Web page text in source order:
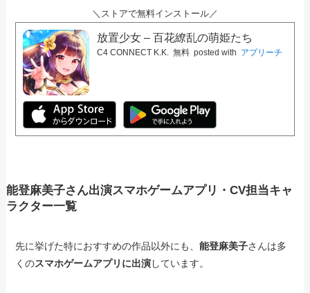
＼ストアで無料インストール／
放置少女 – 百花繚乱の萌姫たち
C4 CONNECT K.K. 無料 posted with アプリーチ
能登麻美子さん出演スマホゲームアプリ・CV担当キャ
ラクター一覧
先に挙げた特におすすめの作品以外にも、能登麻美子さんは多
くのスマホゲームアプリに出演しています。